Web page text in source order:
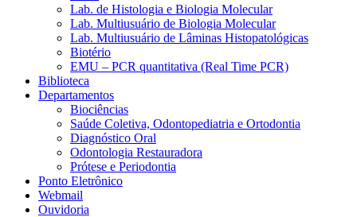
Lab. de Histologia e Biologia Molecular
Lab. Multiusuário de Biologia Molecular
Lab. Multiusuário de Lâminas Histopatológicas
Biotério
EMU – PCR quantitativa (Real Time PCR)
Biblioteca
Departamentos
Biociências
Saúde Coletiva, Odontopediatria e Ortodontia
Diagnóstico Oral
Odontologia Restauradora
Prótese e Periodontia
Ponto Eletrônico
Webmail
Ouvidoria